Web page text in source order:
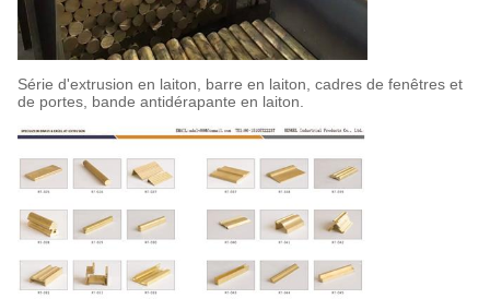
Série d'extrusion en laiton, barre en laiton, cadres de fenêtres et
de portes, bande antidérapante en laiton.